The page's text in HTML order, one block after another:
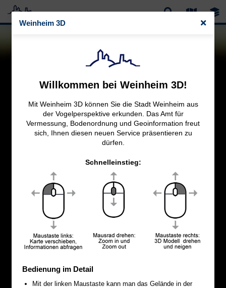
Weinheim 3D
Willkommen bei Weinheim 3D!
Mit Weinheim 3D können Sie die Stadt Weinheim aus
der Vogelperspektive erkunden. Das Amt für
Vermessung, Bodenordnung und Geoinformation freut
sich, Ihnen diesen neuen Service präsentieren zu
dürfen.
Schnelleinstieg:
Bedienung im Detail
Mit der linken Maustaste kann man das Gelände in der